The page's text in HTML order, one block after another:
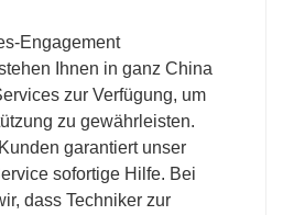
Engagement
Ihnen in ganz China
zur Verfügung, um
zu gewährleisten.
garantiert unser
sofortige Hilfe. Bei
dass Techniker zur